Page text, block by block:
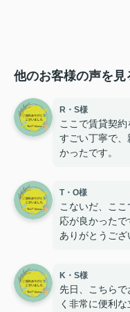
他のお客様の声を見
R・S様
ここで賃貸契約
すごい丁寧で
かったです。
T・O様
こないだ、こ
応が良かったで
ありがとうござ
K・S様
先日、こちら
く非常に便利